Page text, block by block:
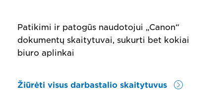
Patikimi ir patogūs naudotojui „Canon“
dokumentų skaitytuvai, sukurti bet kokiai
biuro aplinkai
Žiūrėti visus darbastalio skaitytuvus